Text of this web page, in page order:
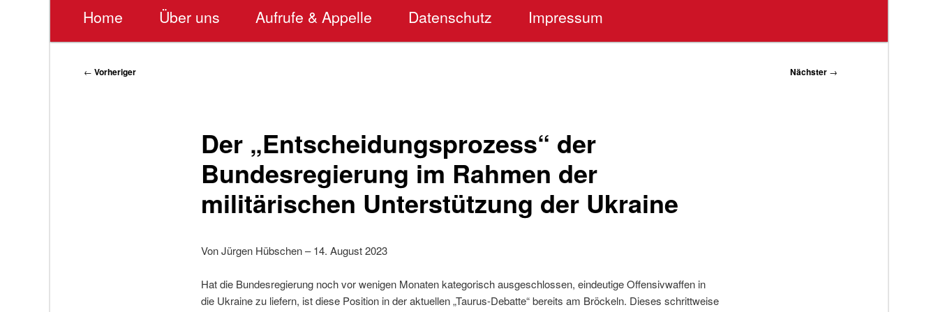
Home Über uns Aufrufe & Appelle Datenschutz Impressum
Beitragsnavigation
← Vorheriger Nächster →
Der „Entscheidungsprozess“ der
Bundesregierung im Rahmen der
militärischen Unterstützung der Ukraine
Von Jürgen Hübschen – 14. August 2023
Hat die Bundesregierung noch vor wenigen Monaten kategorisch ausgeschlossen, eindeutige Offensivwaffen in
die Ukraine zu liefern, ist diese Position in der aktuellen „Taurus-Debatte“ bereits am Bröckeln. Dieses schrittweise